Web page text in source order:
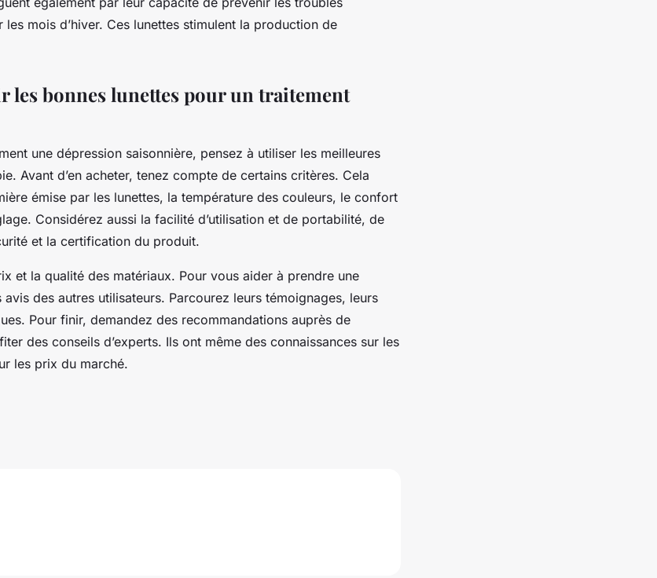
les mois d’hiver. Ces lunettes stimulent la production de
les bonnes lunettes pour un traitement
une dépression saisonnière, pensez à utiliser les meilleures
Avant d’en acheter, tenez compte de certains critères. Cela
émise par les lunettes, la température des couleurs, le confort
Considérez aussi la facilité d’utilisation et de portabilité, de
et la certification du produit.
et la qualité des matériaux. Pour vous aider à prendre une
des autres utilisateurs. Parcourez leurs témoignages, leurs
Pour finir, demandez des recommandations auprès de
des conseils d’experts. Ils ont même des connaissances sur les
les prix du marché.